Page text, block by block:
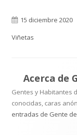
Publicado
el
15 diciembre 2020
Viñetas
Acerca de
Gentes y Habitantes
conocidas, caras
entradas de Gente